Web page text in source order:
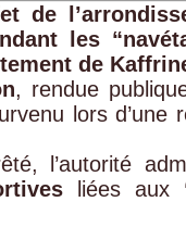
de
les
de
, rendue
lors d’une
l’autorité
liées aux